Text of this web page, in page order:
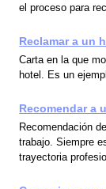
el proceso para
Reclamar a un
Carta en la que
hotel. Es un
Recomendar a
Recomendación
trabajo. Siempre
trayectoria